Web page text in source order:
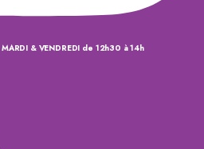
MARDI & VENDREDI de 12h30 à 14h